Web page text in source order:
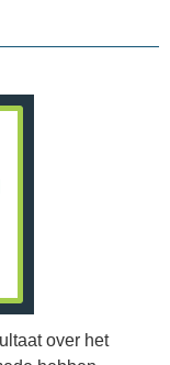
over het